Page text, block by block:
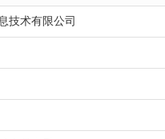
技术有限公司